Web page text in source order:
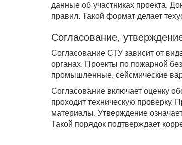
данные об участниках проекта.
правил. Такой формат делает
Согласование,
Согласование СТУ зависит от
органах. Проекты по пожарной
промышленные, сейсмические
Согласование включает оценку
проходит техническую проверку.
материалы. Утверждение
Такой порядок подтверждает